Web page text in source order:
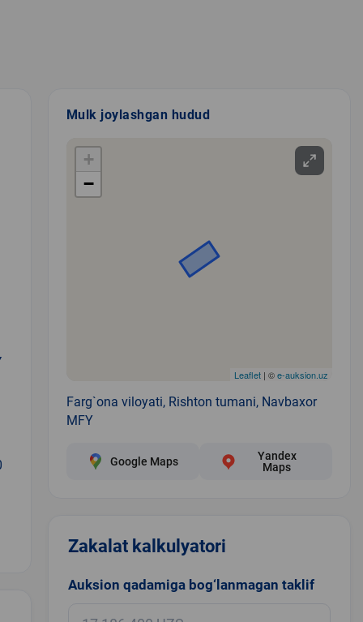
Mulk joylashgan hudud
+
−
Leaflet| ©e-auksion.uz
Farg`ona viloyati, Rishton tumani, Navbaxor
MFY
Google Maps
Yandex
Maps
Zakalat kalkulyatori
Auksion qadamiga bog‘lanmagan taklif